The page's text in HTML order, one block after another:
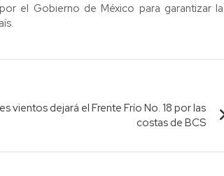
el Gobierno de México para garantizar la
vientos dejará el Frente Frío No. 18 por las
costas de BCS